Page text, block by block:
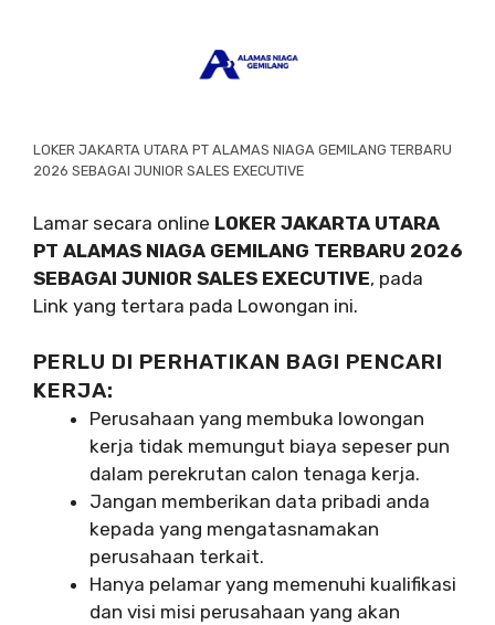
LOKER JAKARTA UTARA PT ALAMAS NIAGA GEMILANG TERBARU
2026 SEBAGAI JUNIOR SALES EXECUTIVE
Lamar secara online LOKER JAKARTA UTARA
PT ALAMAS NIAGA GEMILANG TERBARU 2026
SEBAGAI JUNIOR SALES EXECUTIVE, pada
Link yang tertara pada Lowongan ini.
PERLU DI PERHATIKAN BAGI PENCARI
KERJA:
Perusahaan yang membuka lowongan
kerja tidak memungut biaya sepeser pun
dalam perekrutan calon tenaga kerja.
Jangan memberikan data pribadi anda
kepada yang mengatasnamakan
perusahaan terkait.
Hanya pelamar yang memenuhi kualifikasi
dan visi misi perusahaan yang akan